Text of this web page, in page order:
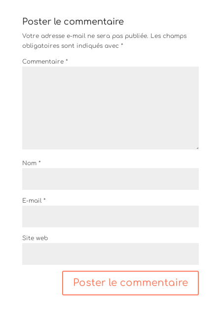
Poster le commentaire
Votre adresse e-mail ne sera pas publiée. Les champs
obligatoires sont indiqués avec *
Commentaire *
Nom *
E-mail *
Site web